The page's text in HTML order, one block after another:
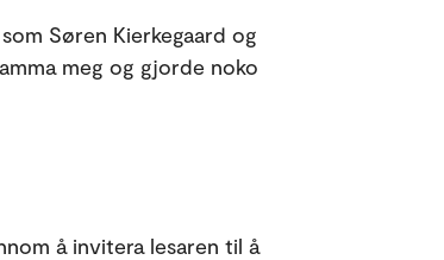
Søren Kierkegaard og
meg og gjorde noko
å invitera lesaren til å